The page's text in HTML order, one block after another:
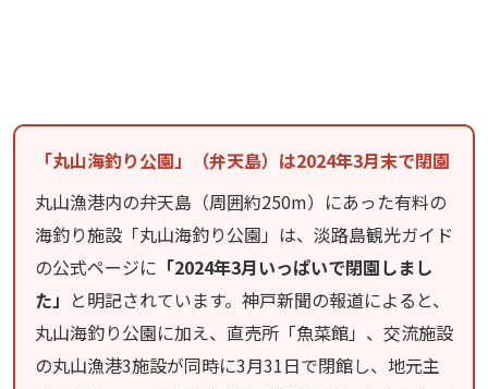
「丸山海釣り公園」（弁天島）は2024年3月末で閉園
丸山漁港内の弁天島（周囲約250m）にあった有料の
海釣り施設「丸山海釣り公園」は、淡路島観光ガイド
の公式ページに 「2024年3月いっぱいで閉園しまし
た」 と明記されています。神戸新聞の報道によると、
丸山海釣り公園に加え、直売所「魚菜館」、交流施設
の丸山漁港3施設が同時に3月31日で閉館し、地元主